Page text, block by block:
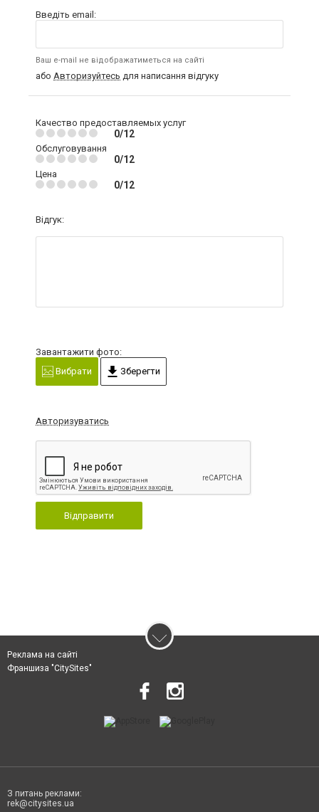
Введіть email:
Ваш e-mail не відображатиметься на сайті
або Авторизуйтесь для написання відгуку
Качество предоставляемых услуг
0/12
Обслуговування
0/12
Цена
0/12
Відгук:
Завантажити фото:
Вибрати
Зберегти
Авторизуватись
Відправити
Реклама на сайті
Франшиза "CitySites"
З питань реклами:
rek@citysites.ua